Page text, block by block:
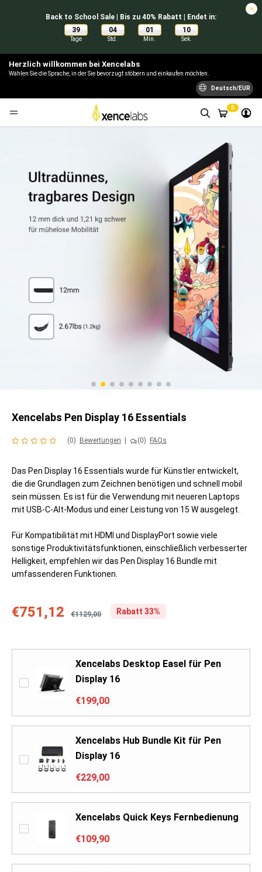
Back to School Sale | Bis zu 40% Rabatt | Endet in:
39
Tage
: 04
Std.
: 01
Min.
: 09
Sek.
Herzlich willkommen bei Xencelabs
Wählen Sie die Sprache, in der Sie bevorzugt stöbern und einkaufen möchten.
Deutsch/EUR
0
Xencelabs Pen Display 16 Essentials
(0) Bewertungen (0) FAQs
Das Pen Display 16 Essentials wurde für Künstler entwickelt,
die die Grundlagen zum Zeichnen benötigen und schnell mobil
sein müssen. Es ist für die Verwendung mit neueren Laptops
mit USB-C-Alt-Modus und einer Leistung von 15 W ausgelegt.
Für Kompatibilität mit HDMI und DisplayPort sowie viele
sonstige Produktivitätsfunktionen, einschließlich verbesserter
Helligkeit, empfehlen wir das Pen Display 16 Bundle mit
umfassenderen Funktionen.
€751,12 €1129,00 Rabatt 33%
Xencelabs Desktop Easel für Pen
Display 16
€199,00
Xencelabs Hub Bundle Kit für Pen
Display 16
€229,00
Xencelabs Quick Keys Fernbedienung
€109,90